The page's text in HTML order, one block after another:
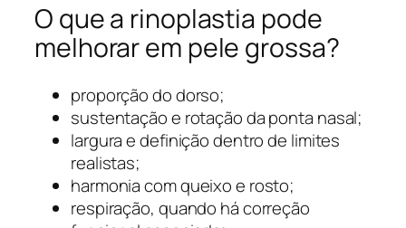
O que a rinoplastia pode
melhorar em pele grossa?
proporção do dorso;
sustentação e rotação da ponta nasal;
largura e definição dentro de limites
realistas;
harmonia com queixo e rosto;
respiração, quando há correção